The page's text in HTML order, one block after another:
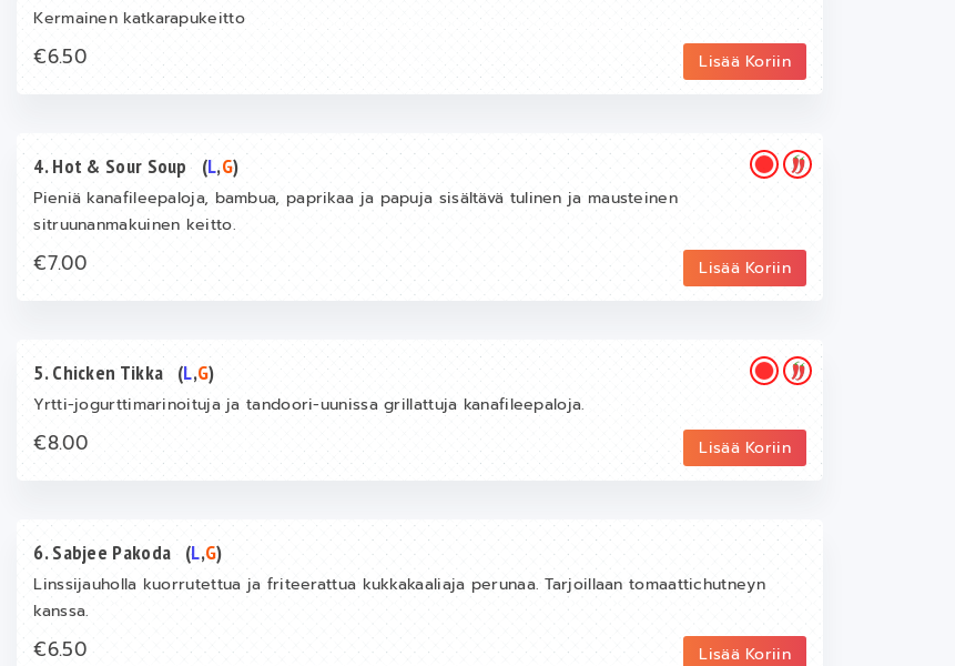
Kermainen katkarapukeitto
€6.50 Lisää Koriin
4. Hot & Sour Soup (L,G)
Pieniä kanafileepaloja, bambua, paprikaa ja papuja sisältävä tulinen ja mausteinen
sitruunanmakuinen keitto.
€7.00 Lisää Koriin
5. Chicken Tikka (L,G)
Yrtti-jogurttimarinoituja ja tandoori-uunissa grillattuja kanafileepaloja.
€8.00 Lisää Koriin
6. Sabjee Pakoda (L,G)
Linssijauholla kuorrutettua ja friteerattua kukkakaaliaja perunaa. Tarjoillaan tomaattichutneyn
kanssa.
€6.50 Lisää Koriin